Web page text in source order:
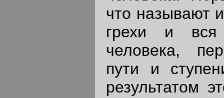
что называют
грехи и вся
человека,
пути и
результатом